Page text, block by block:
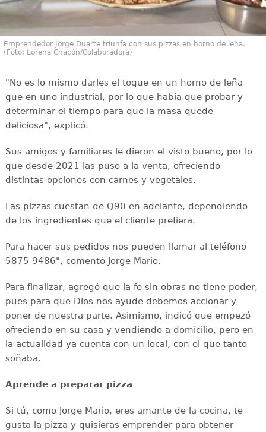
Emprendedor Jorge Duarte triunfa con sus pizzas en horno de leña.
(Foto: Lorena Chacón/Colaboradora)
"No es lo mismo darles el toque en un horno de leña
que en uno industrial, por lo que había que probar y
determinar el tiempo para que la masa quede
deliciosa", explicó.
Sus amigos y familiares le dieron el visto bueno, por lo
que desde 2021 las puso a la venta, ofreciendo
distintas opciones con carnes y vegetales.
Las pizzas cuestan de Q90 en adelante, dependiendo
de los ingredientes que el cliente prefiera.
Para hacer sus pedidos nos pueden llamar al teléfono
5875-9486", comentó Jorge Mario.
Para finalizar, agregó que la fe sin obras no tiene poder,
pues para que Dios nos ayude debemos accionar y
poner de nuestra parte. Asimismo, indicó que empezó
ofreciendo en su casa y vendiendo a domicilio, pero en
la actualidad ya cuenta con un local, con el que tanto
soñaba.
Aprende a preparar pizza
Si tú, como Jorge Mario, eres amante de la cocina, te
gusta la pizza y quisieras emprender para obtener